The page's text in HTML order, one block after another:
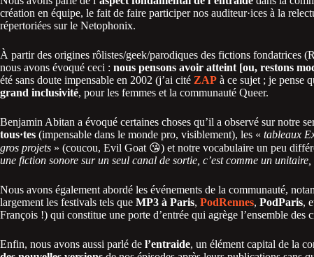
création en équipe, le fait de faire participer nos auditeur·ices à la
répertoriées sur le Netophonix.
À partir des origines rôlistes/geek/parodiques des fictions fondatrices
nous avons évoqué ceci : nous pensons avoir atteint [ou, restons
été sans doute impensable en 2002 (j’ai cité ZAP à ce sujet ; je pense
grand inclusivité, pour les femmes et la communauté Queer.
Benjamin Abitan a évoqué certaines choses qu’il a observé sur notre
tous·tes (impensable dans le monde pro, visiblement), les « tableaux
gros projets » (coucou, Evil Goat 😘) et notre vocabulaire un peu
une fiction sonore sur un seul canal de sortie, c’est comme un
Nous avons également abordé les événements de la communauté,
largement les festivals tels que MP3 à Paris, PodRennes, PodParis,
François !) qui constitue une porte d’entrée qui agrège l’ensemble des
Enfin, nous avons aussi parlé de l’entraide, un élément capital de la